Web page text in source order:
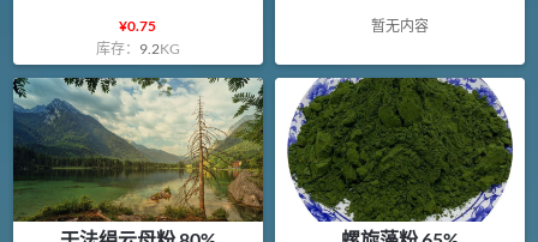
¥0.75
库存： 9.2KG
暂无内容